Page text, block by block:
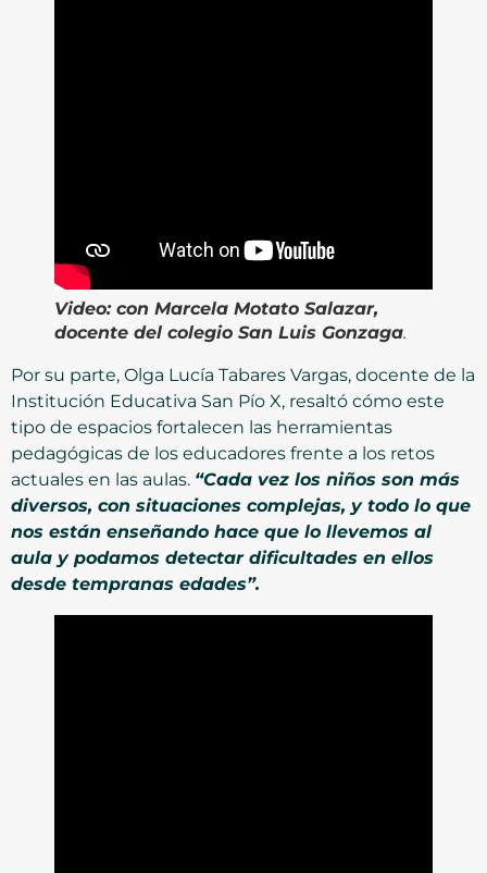
Video:con Marcela Motato Salazar,
docente del colegio San Luis Gonzaga.
Por su parte, Olga Lucía Tabares Vargas, docente de la
Institución Educativa San Pío X, resaltó cómo este
tipo de espacios fortalecen las herramientas
pedagógicas de los educadores frente a los retos
actuales en las aulas. “Cada vez los niños son más
diversos, con situaciones complejas, y todo lo que
nos están enseñando hace que lo llevemos al
aula y podamos detectar dificultades en ellos
desde tempranas edades”.